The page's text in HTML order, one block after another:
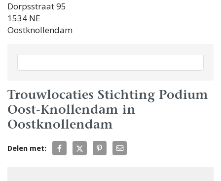
Dorpsstraat 95
1534 NE
Oostknollendam
Trouwlocaties Stichting Podium
Oost-Knollendam in
Oostknollendam
Delen met: